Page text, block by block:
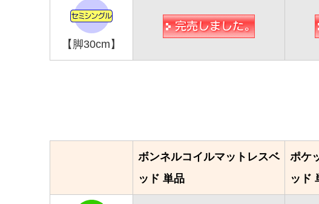
【脚30cm】
ボンネルコイルマットレスベ
ッド 単品
ポケ
ッド